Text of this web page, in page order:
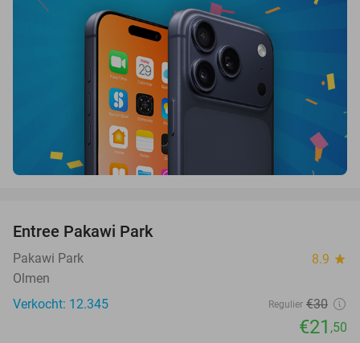
Entree Pakawi Park
Pakawi Park 8.9 star
Olmen
Verkocht: 12.345
Regulier €30
€21 ,50